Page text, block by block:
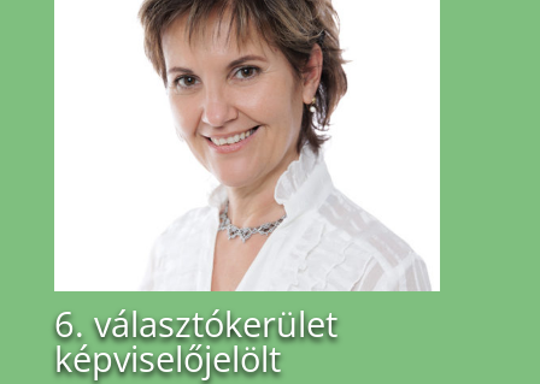
6. választókerület
képviselőjelölt